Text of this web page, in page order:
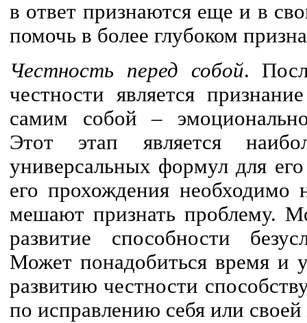
в ответ признаются еще и в
помочь в более глубоком
Честность перед собой.
честности является
самим собой –
Этот этап является
универсальных формул для
его прохождения необходимо
мешают признать проблему.
развитие способности
Может понадобиться время и
развитию честности
по исправлению себя или